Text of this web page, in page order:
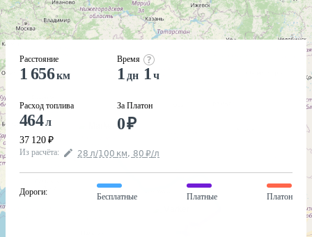
Расстояние
1 656км
Расход топлива
464л
37 120 ₽
Время
1 дн 1 ч
За Платон
0₽
Из расчёта: 28 л/100 км, 80 ₽/л
Дороги:
Бесплатные Платные Платон